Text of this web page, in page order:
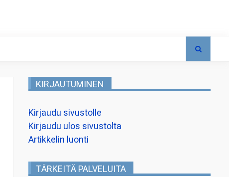
KIRJAUTUMINEN
Kirjaudu sivustolle
Kirjaudu ulos sivustolta
Artikkelin luonti
TÄRKEITÄ PALVELUITA